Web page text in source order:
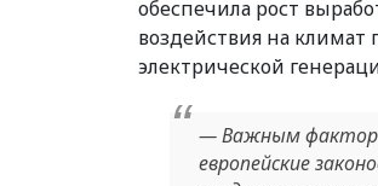
обеспечила рост
воздействия на
электрической
— Важным
европейские